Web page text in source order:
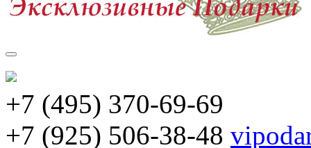
+7 (495) 370-69-69
+7 (925) 506-38-48